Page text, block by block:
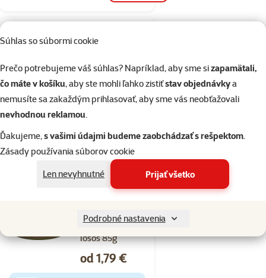
Súhlas so súbormi cookie
Prečo potrebujeme váš súhlas? Napríklad, aby sme sizapamätali,
čo máte v košíku, aby ste mohli ľahko zistiťstav objednávkya
nemusíte sa zakaždým prihlasovať, aby sme vás neobťažovali
nevhodnou reklamou.
Ďakujeme,s vašimi údajmi budeme zaobchádzať s rešpektom.
Zásady používania súborov cookie
Len nevyhnutné
Prijať všetko
Podrobné nastavenia
Hodnotenie 100%, počet hodnotení: 1
Cena
10,49 €
% Nakúp viac, zaplať menej
Skladom
SCHESIR Cat
losos 85g
Hodnotenie 0%
Cena
od 1,79 €